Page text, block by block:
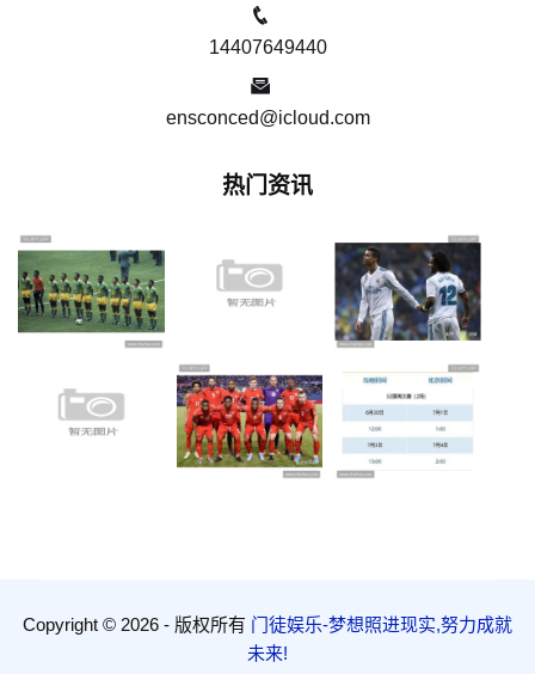
14407649440
ensconced@icloud.com
热门资讯
Copyright © 2026 - 版权所有 门徒娱乐-梦想照进现实,努力成就
未来!